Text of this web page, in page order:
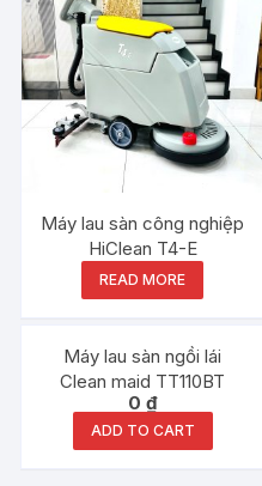
Máy lau sàn công nghiệp
HiClean T4-E
READ MORE
Máy lau sàn ngồi lái
Clean maid TT110BT
0₫
ADD TO CART